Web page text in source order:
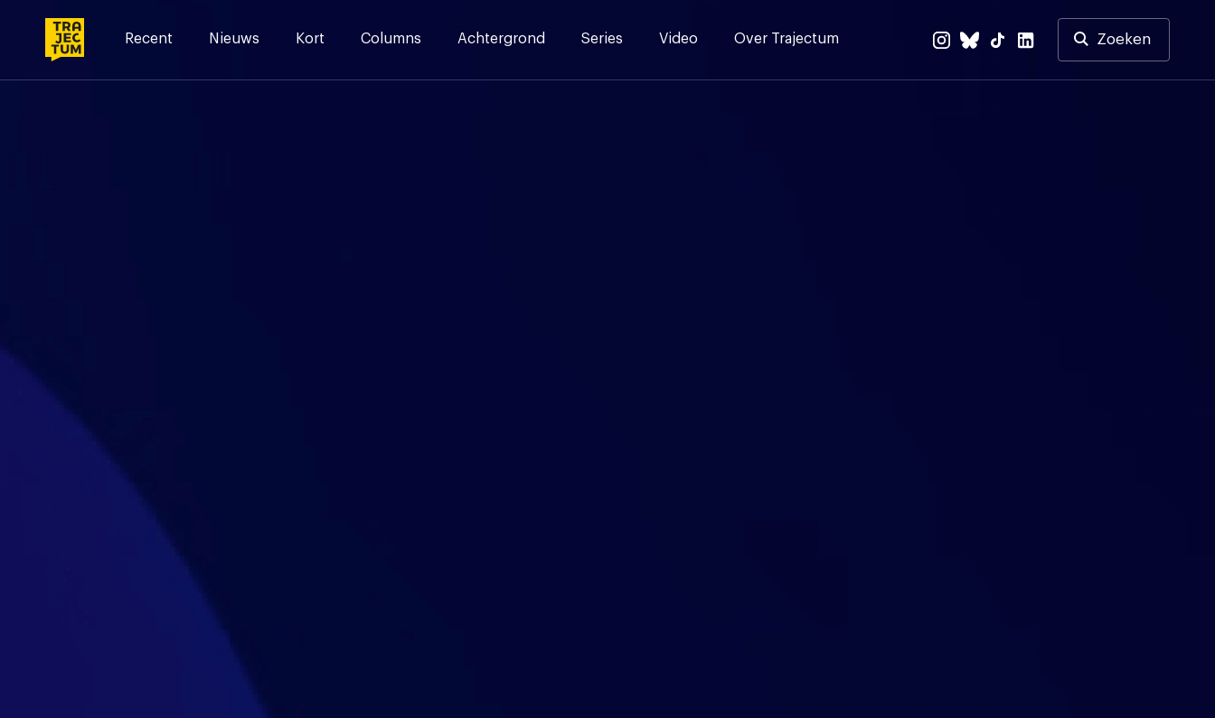
Recent Nieuws Kort Columns Achtergrond Series Video Over Trajectum Zoeken